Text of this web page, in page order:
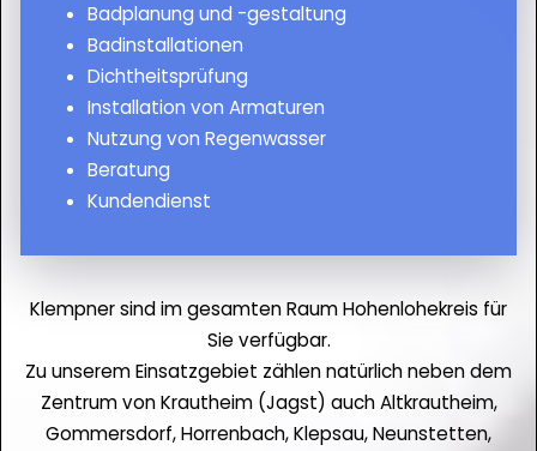
Badplanung und -gestaltung
Badinstallationen
Dichtheitsprüfung
Installation von Armaturen
Nutzung von Regenwasser
Beratung
Kundendienst
Klempner sind im gesamten Raum Hohenlohekreis für
Sie verfügbar.
Zu unserem Einsatzgebiet zählen natürlich neben dem
Zentrum von Krautheim (Jagst) auch Altkrautheim,
Gommersdorf, Horrenbach, Klepsau, Neunstetten,